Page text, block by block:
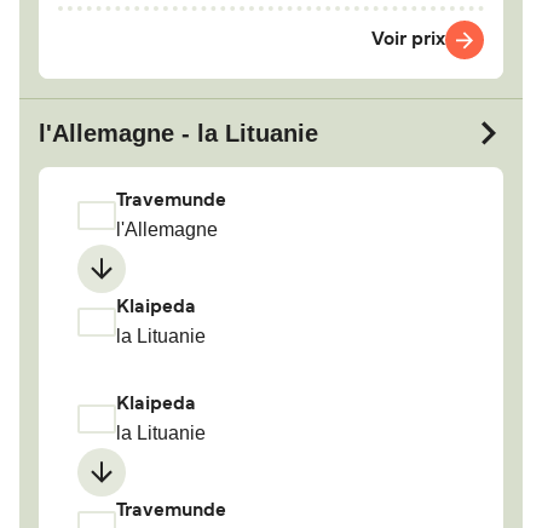
Voir prix
l'Allemagne - la Lituanie
Travemunde
l'Allemagne
Klaipeda
la Lituanie
Klaipeda
la Lituanie
Travemunde